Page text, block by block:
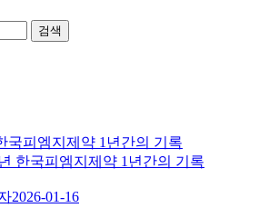
검색
한국피엠지제약 1년간의 기록
2026-01-16